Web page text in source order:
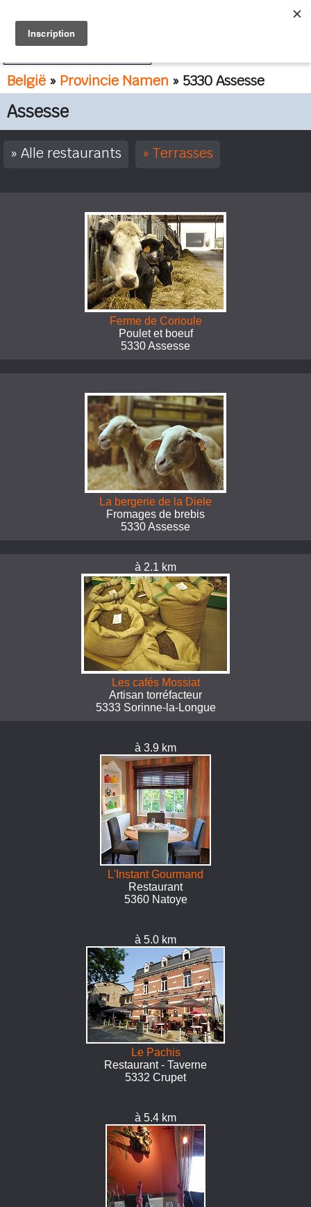
België » Provincie Namen » 5330 Assesse
Assesse
Alle restaurants Terrasses
Ferme de Corioule
Poulet et boeuf
5330 Assesse
La bergerie de la Diele
Fromages de brebis
5330 Assesse
à 2.1 km
Les cafés Mossiat
Artisan torréfacteur
5333 Sorinne-la-Longue
à 3.9 km
L'Instant Gourmand
Restaurant
5360 Natoye
à 5.0 km
Le Pachis
Restaurant - Taverne
5332 Crupet
à 5.4 km